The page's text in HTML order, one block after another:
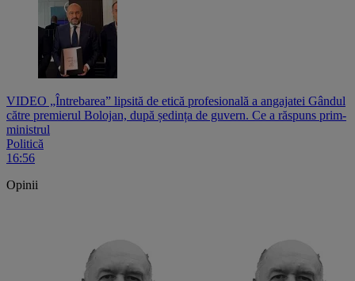
VIDEO „Întrebarea” lipsită de etică profesională a angajatei Gândul
către premierul Bolojan, după ședința de guvern. Ce a răspuns prim-
ministrul
Politică
16:56
Opinii